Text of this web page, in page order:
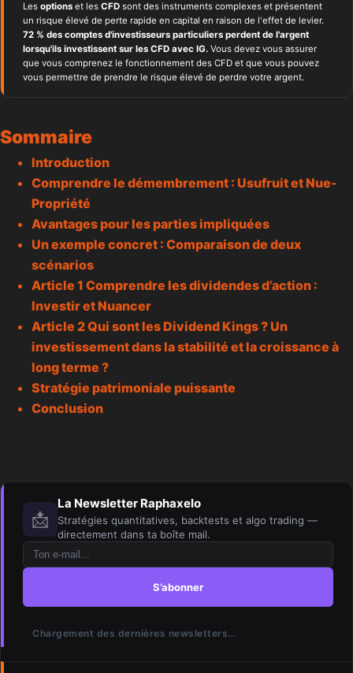
Les options et les CFD sont des instruments complexes et présentent
un risque élevé de perte rapide en capital en raison de l'effet de levier.
72 % des comptes d'investisseurs particuliers perdent de l'argent
lorsqu'ils investissent sur les CFD avec IG. Vous devez vous assurer
que vous comprenez le fonctionnement des CFD et que vous pouvez
vous permettre de prendre le risque élevé de perdre votre argent.
Sommaire
Introduction
Comprendre le démembrement : Usufruit et Nue-
Propriété
Avantages pour les parties impliquées
Un exemple concret : Comparaison de deux
scénarios
Article 1 Comprendre lesdividendesd’action :
Investir et Nuancer
Article 2 Qui sont les Dividend Kings ? Un
investissement dans la stabilité et la croissance à
long terme ?
Stratégie patrimoniale puissante
Conclusion
📩
La Newsletter Raphaxelo
Stratégies quantitatives, backtests et algo trading —
directement dans ta boîte mail.
S’abonner
Chargement des dernières newsletters…